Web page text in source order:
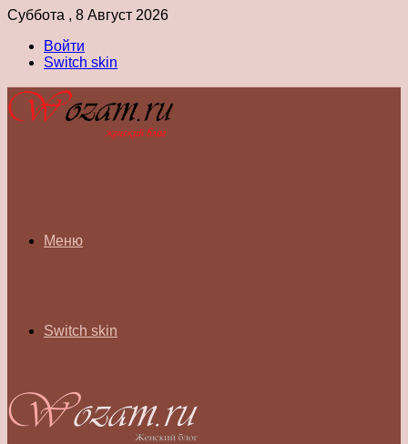
Суббота , 8 Август 2026
Войти
Switch skin
Меню
Switch skin